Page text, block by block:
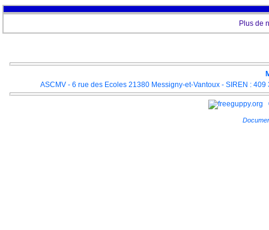
Plus de
ASCMV - 6 rue des Ecoles 21380 Messigny-et-Vantoux - SIREN :